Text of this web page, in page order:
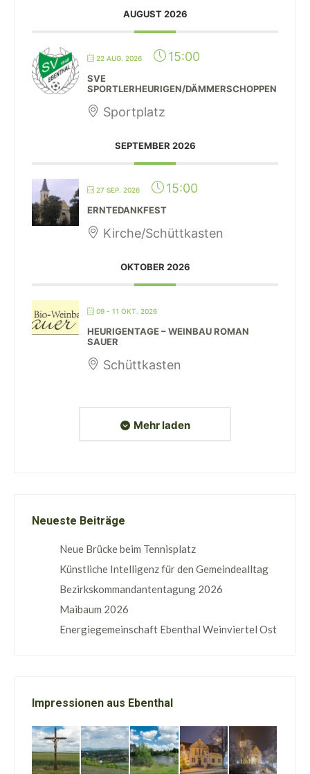
AUGUST 2026
22 AUG. 2026 15:00
SVE
SPORTLERHEURIGEN/DÄMMERSCHOPPEN
Sportplatz
SEPTEMBER 2026
27 SEP. 2026 15:00
ERNTEDANKFEST
Kirche/Schüttkasten
OKTOBER 2026
09 - 11 OKT. 2026
HEURIGENTAGE – WEINBAU ROMAN
SAUER
Schüttkasten
Mehr laden
Neueste Beiträge
Neue Brücke beim Tennisplatz
Künstliche Intelligenz für den Gemeindealltag
Bezirkskommandantentagung 2026
Maibaum 2026
Energiegemeinschaft Ebenthal Weinviertel Ost
Impressionen aus Ebenthal